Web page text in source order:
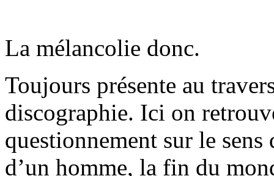
La mélancolie donc.
Toujours présente au
discographie. Ici on
questionnement sur le
d’un homme, la fin du